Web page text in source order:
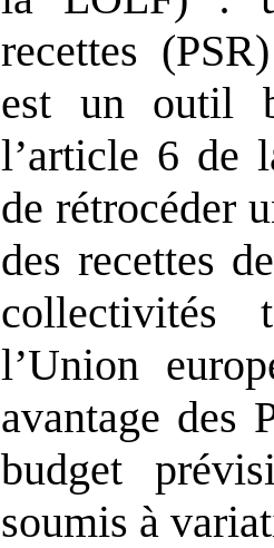
recettes
est un outil
l’article 6 de
de rétrocéder
des recettes
collectivités
l’Union
avantage des
budget
soumis à